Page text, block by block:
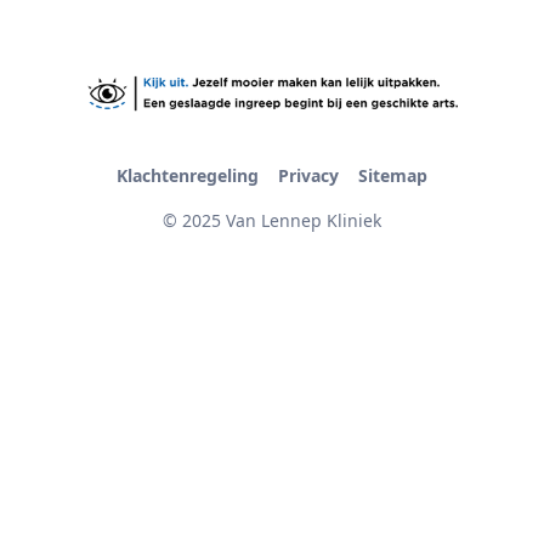
© 2025 Van Lennep Kliniek
Klachtenregeling Privacy Sitemap